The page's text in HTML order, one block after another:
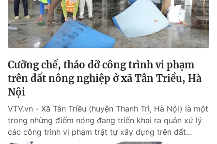
Sản phẩm
Thị trường
Tư vấn
Lịch phát sóng
Chuyên mục khác
Emagazine Podcast
Photo Infographic
Video Shorts video
Cưỡng chế, tháo dỡ công trình vi phạm
trên đất nông nghiệp ở xã Tân Triều, Hà
Nội
VTV.vn - Xã Tân Triều (huyện Thanh Trì, Hà Nội) là một
trong những điểm nóng đang triển khai ra quân xử lý
các công trình vi phạm trật tự xây dựng trên đất...